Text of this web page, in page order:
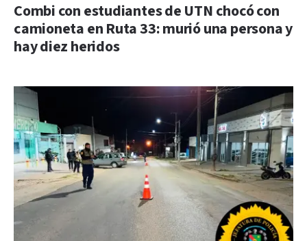
Combi con estudiantes de UTN chocó con
camioneta en Ruta 33: murió una persona y
hay diez heridos